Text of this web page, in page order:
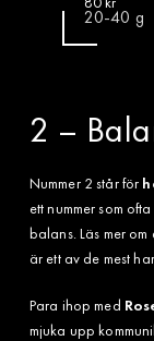
20-40 g
2 –
Nummer 2 står för
ett nummer som
balans. Läs mer
är ett av de mest
Para ihop med
mjuka upp